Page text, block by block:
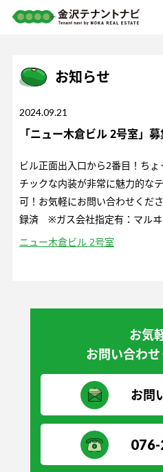
お知らせ
2024.09.21
「ニュー木倉ビル 2号室」
ビル正面出入口から2番目！ち
チックな内装が非常に魅力的な
可！お気軽にお問い合わせく
録済 ※ガス会社指定有：マルヰ
ニュー木倉ビル 2号室
お気
お問い合わせ
お問